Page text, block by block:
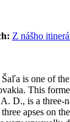
Z nášho
is one of
This
D., is a
apses on